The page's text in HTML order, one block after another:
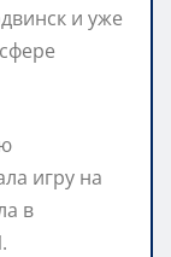
и уже
игру на
в